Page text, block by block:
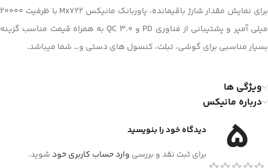
برای نمایش مقدار شارژ باقیمانده، پاوربانک مانیکس Mx722 با ظرفیت 20000
میلی آمپر و پشتیبانی از فناوری PD و QC 3.0 به همراه قیمت مناسب گزینه
بسیار مناسبی برای گوشی، تبلت، کنسول های دستی و… شما میباشد.
ویژگی ها
درباره مانیکس
5
دیدگاه خود را بنویسید
برای ثبت نقد و بررسی وارد حساب کاربری خودشوید.